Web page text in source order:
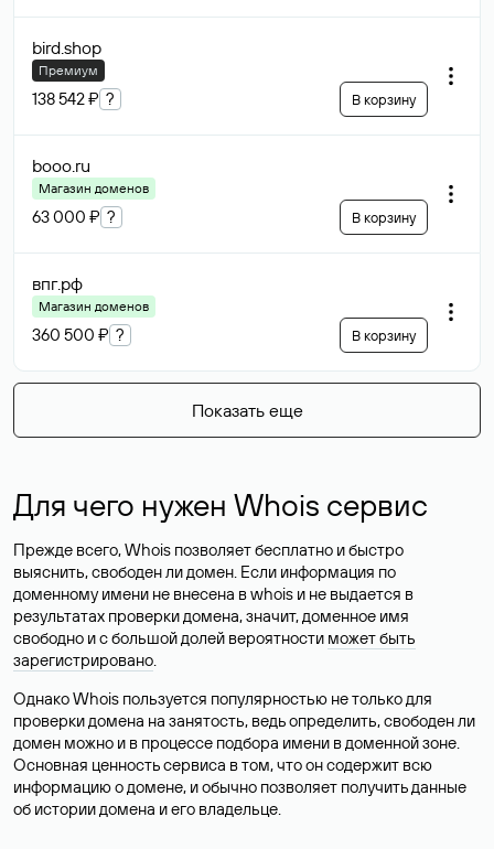
bird.shop
Премиум
138 542 ₽ ? В корзину
booo.ru
Магазин доменов
63 000 ₽ ? В корзину
впг.рф
Магазин доменов
360 500 ₽ ? В корзину
Показать еще
Для чего нужен Whois сервис
Прежде всего, Whois позволяет бесплатно и быстро
выяснить, свободен ли домен. Если информация по
доменному имени не внесена в whois и не выдается в
результатах проверки домена, значит, доменное имя
свободно и с большой долей вероятности может быть
зарегистрировано.
Однако Whois пользуется популярностью не только для
проверки домена на занятость, ведь определить, свободен ли
домен можно и в процессе подбора имени в доменной зоне.
Основная ценность сервиса в том, что он содержит всю
информацию о домене, и обычно позволяет получить данные
об истории домена и его владельце.